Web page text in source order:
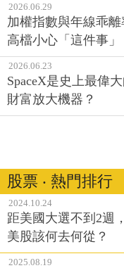
2026.06.29
加權指數與年線乖
高檔小心「這件事」
2026.06.23
SpaceX是史上最偉
財富放大機器？
股票 ‧ 熱門排行
2024.10.24
距美國大選不到2週
美股該何去何從？
2025.08.19